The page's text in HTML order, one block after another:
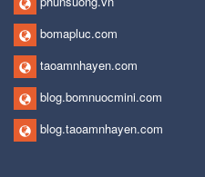
bomapluc.com
taoamnhayen.com
blog.bomnuocmini.com
blog.taoamnhayen.com